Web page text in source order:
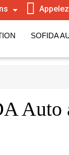
SOFIDA
Auto